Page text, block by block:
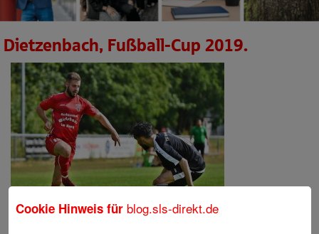
Dietzenbach, Fußball-Cup 2019.
Cookie Hinweis für blog.sls-direkt.de